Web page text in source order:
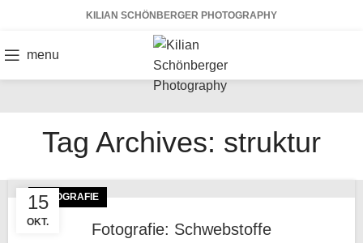
KILIAN SCHÖNBERGER PHOTOGRAPHY
menu
Tag Archives: struktur
15
OKT.
FOTOGRAFIE
Fotografie: Schwebstoffe